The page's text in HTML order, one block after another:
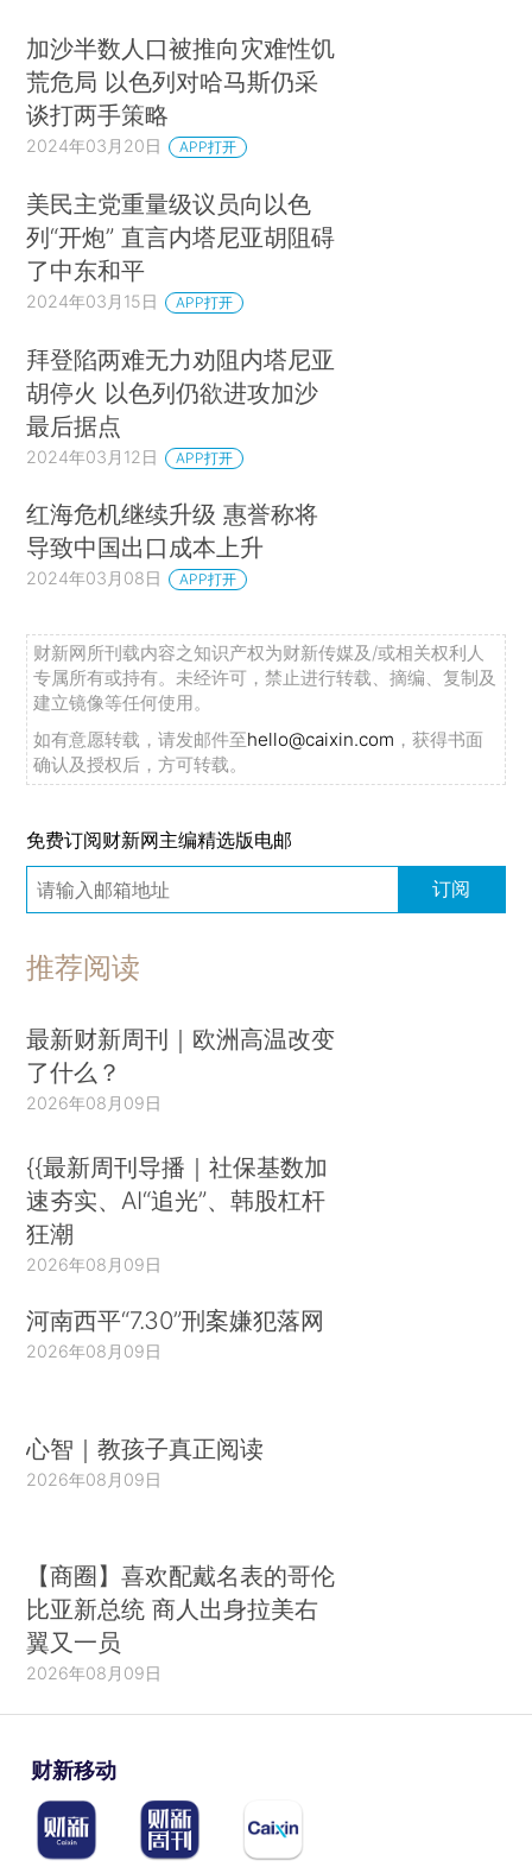
加沙半数人口被推向灾难性饥
荒危局 以色列对哈马斯仍采
谈打两手策略
2024年03月20日 APP打开
美民主党重量级议员向以色
列“开炮” 直言内塔尼亚胡阻碍
了中东和平
2024年03月15日 APP打开
拜登陷两难无力劝阻内塔尼亚
胡停火 以色列仍欲进攻加沙
最后据点
2024年03月12日 APP打开
红海危机继续升级 惠誉称将
导致中国出口成本上升
2024年03月08日 APP打开
财新网所刊载内容之知识产权为财新传媒及/或相关权利人
专属所有或持有。未经许可，禁止进行转载、摘编、复制及
建立镜像等任何使用。
如有意愿转载，请发邮件至hello@caixin.com ，获得书面
确认及授权后，方可转载。
免费订阅财新网主编精选版电邮
订阅
推荐阅读
最新财新周刊｜欧洲高温改变
了什么？
2026年08月09日
{{最新周刊导播｜社保基数加
速夯实、AI“追光”、韩股杠杆
狂潮
2026年08月09日
河南西平“7.30”刑案嫌犯落网
2026年08月09日
心智｜教孩子真正阅读
2026年08月09日
【商圈】喜欢配戴名表的哥伦
比亚新总统 商人出身拉美右
翼又一员
2026年08月09日
财新移动